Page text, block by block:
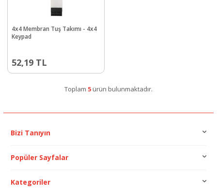
4x4 Membran Tuş Takımı - 4x4
Keypad
52,19 TL
Toplam 5ürün bulunmaktadır.
Bizi Tanıyın
Popüler Sayfalar
Kategoriler